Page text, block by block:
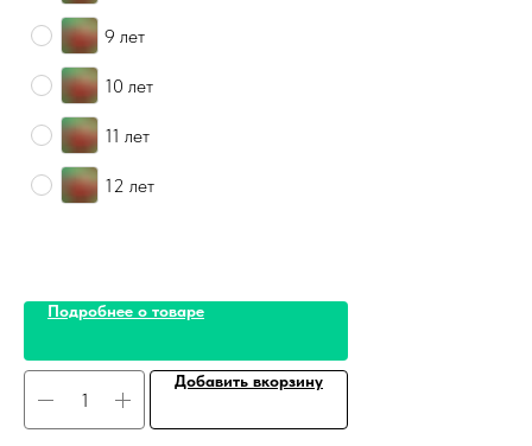
9 лет
10 лет
11 лет
12 лет
Подробнее о товаре
Добавить вкорзину